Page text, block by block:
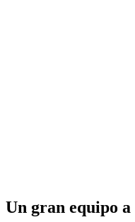
Un gran equipo